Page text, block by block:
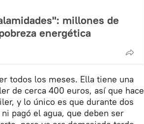
millones de
energética
todos los meses. Ella tiene una
de cerca 400 euros, así que hace
y lo único es que durante dos
pagó el agua, que deben ser